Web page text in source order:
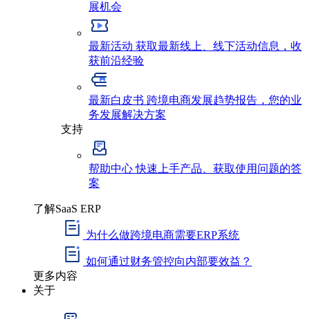
展机会
最新活动 获取最新线上、线下活动信息，收
获前沿经验
最新白皮书 跨境电商发展趋势报告，您的业
务发展解决方案
支持
帮助中心快速上手产品、获取使用问题的答
案
了解SaaS ERP
为什么做跨境电商需要ERP系统
如何通过财务管控向内部要效益？
更多内容
关于